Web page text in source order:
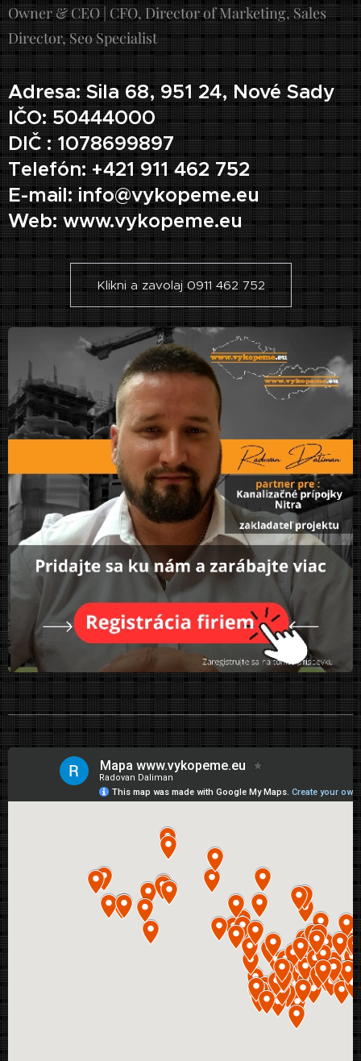
Owner & CEO | CFO, Director of Marketing, Sales
Director, Seo Specialist
Adresa: Sila 68, 951 24, Nové Sady
IČO: 50444000
DIČ : 1078699897
Telefón: +421 911 462 752
E-mail: info@vykopeme.eu
Web: www.vykopeme.eu
Klikni a zavolaj 0911 462 752